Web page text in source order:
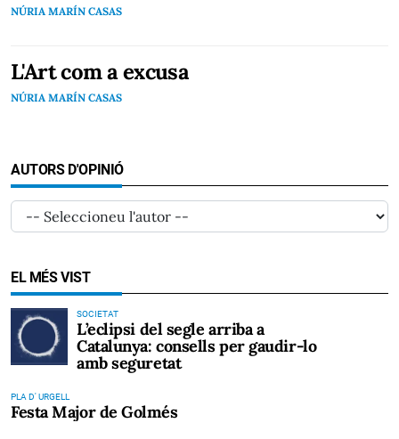
NÚRIA MARÍN CASAS
L'Art com a excusa
NÚRIA MARÍN CASAS
AUTORS D'OPINIÓ
EL MÉS VIST
SOCIETAT
L’eclipsi del segle arriba a
Catalunya: consells per gaudir-lo
amb seguretat
PLA D' URGELL
Festa Major de Golmés